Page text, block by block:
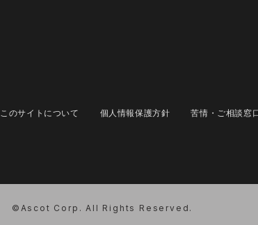
このサイトについて 個人情報保護方針 苦情・ご相談窓
©Ascot Corp. All Rights Reserved.